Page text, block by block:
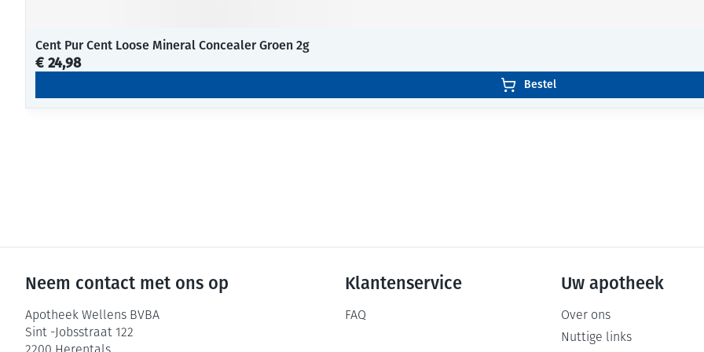
Cent Pur Cent Loose Mineral Concealer Groen 2g
€ 24,98
Bestel
Neem contact met ons op
Apotheek Wellens BVBA
Sint -Jobsstraat 122
Klantenservice
FAQ
Uw apotheek
Over ons
Nuttige links